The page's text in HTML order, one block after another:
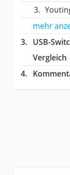
mehr
USB-
Vergleich